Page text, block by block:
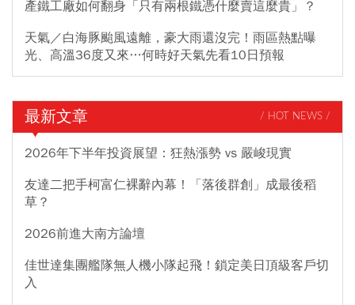
產鐵工廠如何翻身「只有兩根鐵憑什麼賣這麼貴」？
天氣／白海豚颱風遠離，豪大雨還沒完！雨區熱點曝
光、高溫36度又來…何時好天氣先看10日預報
最新文章 / HOT NEWS /
2026年下半年投資展望：狂熱漲勢 vs 嚴峻現實
友達二把手柯富仁裸辭內幕！「落後群創」成最後稻
草？
2026前進大南方論壇
佳世達集團艦隊無人機小隊起飛！鎖定美日頂級客戶切
入